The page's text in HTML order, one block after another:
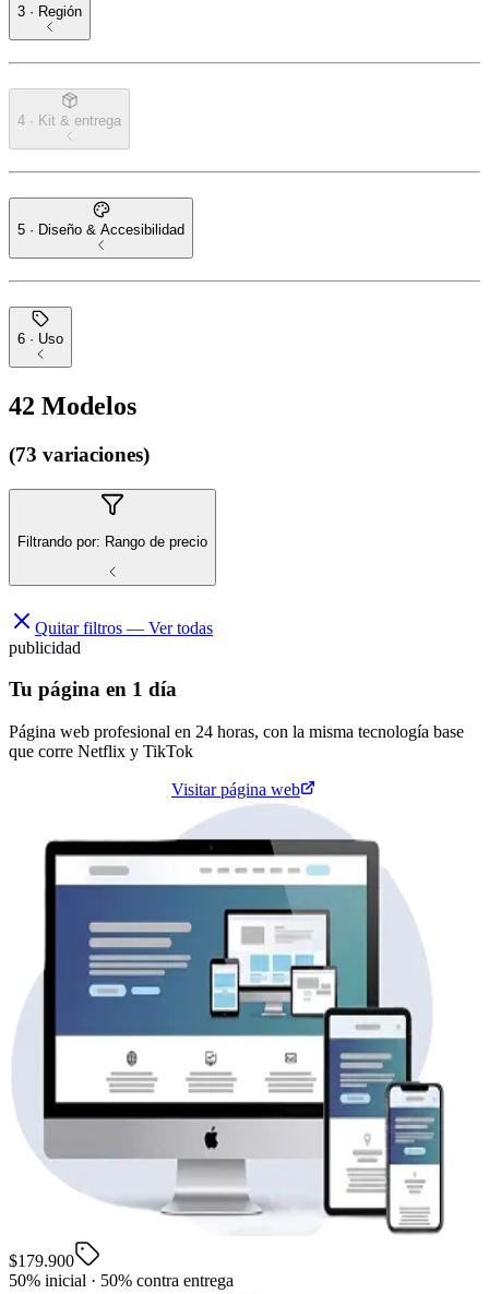
3 · Región
4 · Kit & entrega
5 · Diseño & Accesibilidad
6 · Uso
42 Modelos
(73 variaciones)
Filtrando por: Rango de precio
Quitar filtros — Ver todas
publicidad
Tu página en 1 día
Página web profesional en 24 horas, con la misma tecnología base
que corre Netflix y TikTok
Visitar página web
$179.900
50% inicial · 50% contra entrega